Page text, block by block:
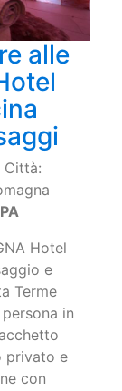
alle
Città:
Hotel
e
Terme​
in
privato e
con